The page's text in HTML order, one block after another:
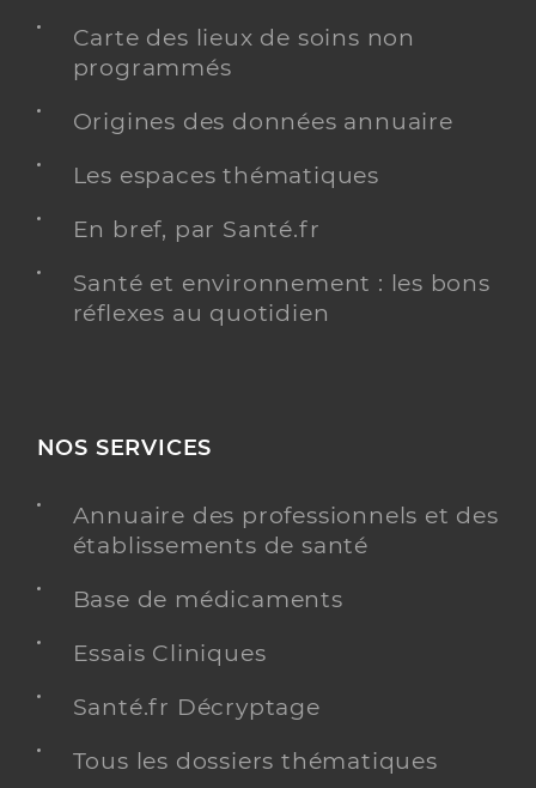
Carte des lieux de soins non
programmés
Origines des données annuaire
Les espaces thématiques
En bref, par Santé.fr
Santé et environnement : les bons
réflexes au quotidien
NOS SERVICES
Annuaire des professionnels et des
établissements de santé
Base de médicaments
Essais Cliniques
Santé.fr Décryptage
Tous les dossiers thématiques